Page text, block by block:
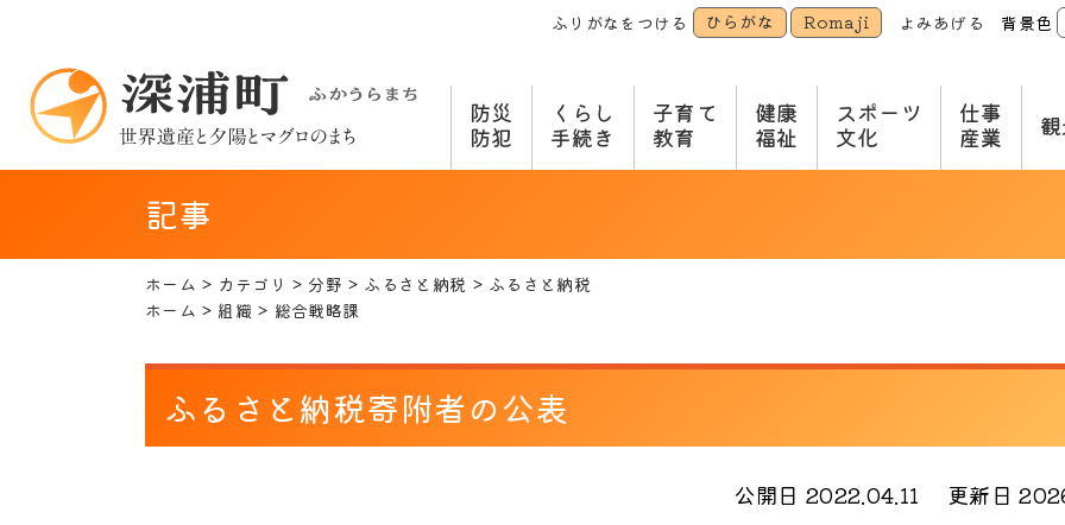
ふりがなをつける ひらがな Romaji よみあげる 背景色
防災
防犯
くらし
手続き
子育て
教育
健康
福祉
スポーツ
文化
仕事
産業
記事
ホーム カテゴリ 分野 ふるさと納税
ふるさと納税
ホーム
組織 総合戦略課
ふるさと納税寄附者の公表
公開日 2022.04.11
更新日